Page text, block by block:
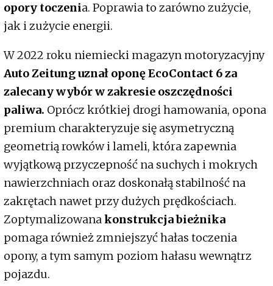
opory toczenia. Poprawia to zarówno zużycie,
jak i zużycie energii.
W 2022 roku niemiecki magazyn motoryzacyjny
Auto Zeitung uznał oponę EcoContact 6 za
zalecany wybór w zakresie oszczędności
paliwa. Oprócz krótkiej drogi hamowania, opona
premium charakteryzuje się asymetryczną
geometrią rowków i lameli, która zapewnia
wyjątkową przyczepność na suchych i mokrych
nawierzchniach oraz doskonałą stabilność na
zakrętach nawet przy dużych prędkościach.
Zoptymalizowanakonstrukcja bieżnika
pomaga również zmniejszyć hałas toczenia
opony, a tym samym poziom hałasu wewnątrz
pojazdu.